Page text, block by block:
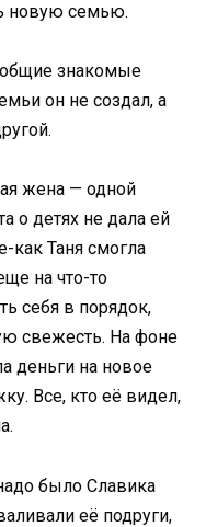
новую семью.
знакомые
он не создал, а
жена — одной
о детях не дала ей
как Таня смогла
на что-то
себя в порядок,
свежесть. На фоне
деньги на новое
Все, кто её видел,
было Славика
её подруги,